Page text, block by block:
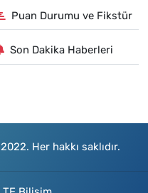
Puan Durumu ve Fikstür
Son Dakika Haberleri
Her hakkı saklıdır.